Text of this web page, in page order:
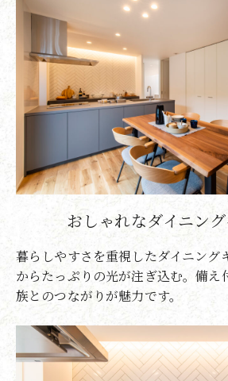
おしゃれなダイニン
暮らしやすさを重視したダイニング
からたっぷりの光が注ぎ込む。備え
族とのつながりが魅力です。